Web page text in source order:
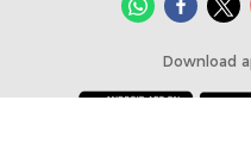
Download